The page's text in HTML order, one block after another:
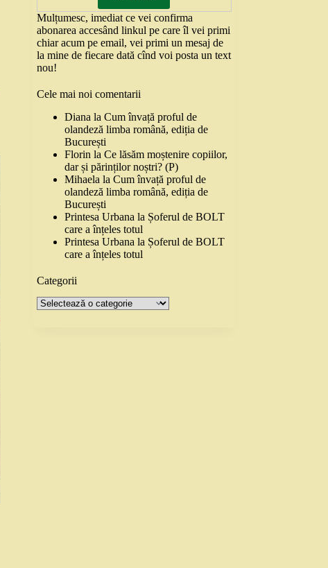
Mulțumesc, imediat ce vei confirma
abonarea accesând linkul pe care îl vei primi
chiar acum pe email, vei primi un mesaj de
la mine de fiecare dată cînd voi posta un text
nou!
Cele mai noi comentarii
Diana laCum învață proful de
olandeză limba română, ediția de
București
Florin laCe lăsăm moștenire copiilor,
dar și părinților noștri? (P)
Mihaela laCum învață proful de
olandeză limba română, ediția de
București
Printesa Urbana la Șoferul de BOLT
care a înțeles totul
Printesa Urbana la Șoferul de BOLT
care a înțeles totul
Categorii
Categorii